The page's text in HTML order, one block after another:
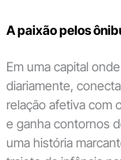
A paixão pelos
Em uma capital
diariamente,
relação afetiva com
e ganha contornos
uma história